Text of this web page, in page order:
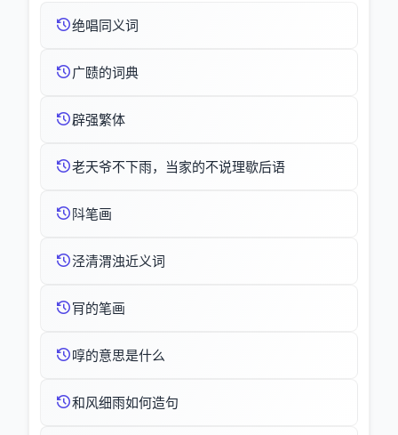
绝唱同义词
广赜的词典
辟强繁体
老天爷不下雨，当家的不说理歇后语
阧笔画
泾清渭浊近义词
肎的笔画
啍的意思是什么
和风细雨如何造句